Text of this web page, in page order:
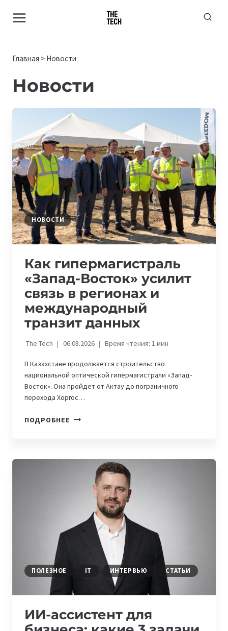
Главная > Новости
Новости
НОВОСТИ
Как гипермагистраль
«Запад-Восток» усилит
связь в регионах и
международный
транзит данных
The Tech 06.08.2026 Время чтения: 1мин
В Казахстане продолжается строительство
национальной оптической гипермагистрали «Запад-
Восток». Она пройдет от Актау до пограничного
перехода Хоргос…
ПОДРОБНЕЕ КАК
РЕГИОНАХ
МЕЖДУНАРОДНЫЙ
ТРАНЗИТ
ПОЛЕЗНОЕ IT ИНТЕРВЬЮ СТАТЬИ
ИИ-ассистент для